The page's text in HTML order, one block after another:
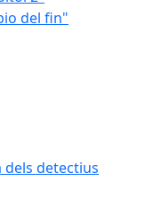
del fin"
dels detectius